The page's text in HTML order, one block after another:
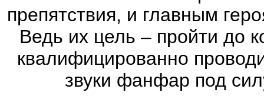
препятствия, и главным
Ведь их цель – пройти до
квалифицированно
звуки фанфар под